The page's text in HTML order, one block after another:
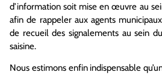
d’information soit mise en œuvre au
afin de rappeler aux agents municipaux
de recueil des signalements au sein
saisine.
Nous estimons enfin indispensable